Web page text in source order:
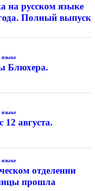
на русском языке
Полный выпуск
языке
Блюхера.
языке
августа.
языке
отделении
прошла